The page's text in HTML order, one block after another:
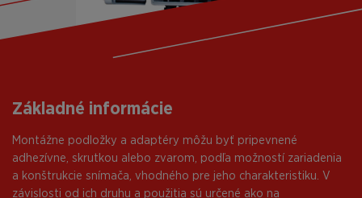
Základné informácie
Montážne podložky a adaptéry môžu byť pripevnené
adhezívne, skrutkou alebo zvarom, podľa možností zariadenia
a konštrukcie snímača, vhodného pre jeho charakteristiku. V
závislosti od ich druhu a použitia sú určené ako na